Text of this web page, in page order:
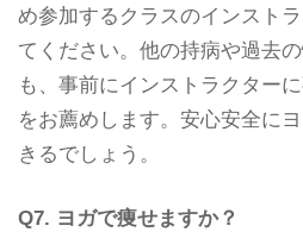
め参加するクラスのインスト
てください。他の持病や過去
も、事前にインストラクター
をお薦めします。安心安全に
きるでしょう。
Q7. ヨガで痩せますか？